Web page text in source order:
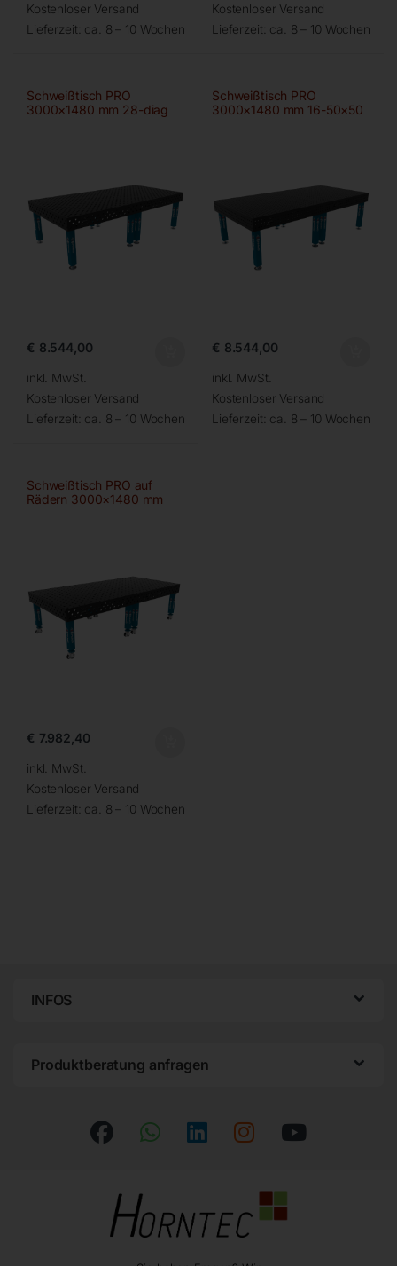
Kostenloser Versand
Lieferzeit: ca. 8 – 10 Wochen
Kostenloser Versand
Lieferzeit: ca. 8 – 10 Wochen
Schweißtisch PRO
3000×1480 mm 28-diag
€ 8.544,00
inkl. MwSt.
Kostenloser Versand
Lieferzeit: ca. 8 – 10 Wochen
Schweißtisch PRO
3000×1480 mm 16-50×50
€ 8.544,00
inkl. MwSt.
Kostenloser Versand
Lieferzeit: ca. 8 – 10 Wochen
Schweißtisch PRO auf
Rädern 3000×1480 mm
€ 7.982,40
inkl. MwSt.
Kostenloser Versand
Lieferzeit: ca. 8 – 10 Wochen
INFOS
Produktberatung anfragen